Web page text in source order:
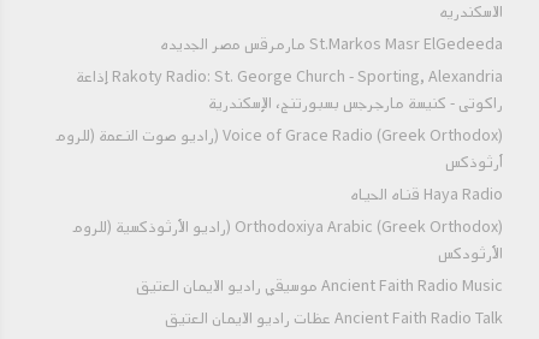
الاسكندريه
St.Markos Masr ElGedeeda مارمرقس مصر الجديده
Rakoty Radio: St. George Church - Sporting, Alexandria إذاعة
راكوتى - كنيسة مارجرجس بسبورتنج، الإسكندرية
Voice of Grace Radio (Greek Orthodox) (راديو صوت النعمة (للروم
أرثوذكس
Haya Radio قناه الحياه
Orthodoxiya Arabic (Greek Orthodox) (راديو الأرثوذكسية (للروم
الأرثودكس
Ancient Faith Radio Music موسيقي راديو الايمان العتيق
Ancient Faith Radio Talk عظات راديو الايمان العتيق